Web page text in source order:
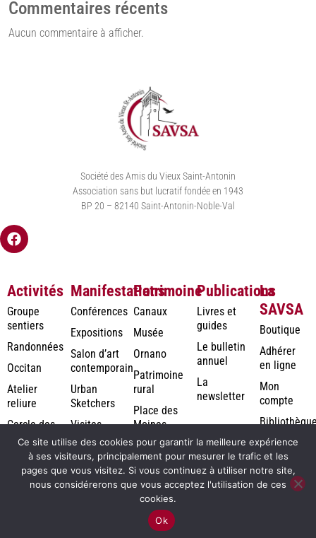
Commentaires récents
Aucun commentaire à afficher.
Société des Amis du Vieux Saint-Antonin
Association sans but lucratif fondée en 1943
BP 20 – 82140 Saint-Antonin-Noble-Val
Activités
Groupe
sentiers
Randonnées
Occitan
Atelier
reliure
Cercle des
Jardiniers
Manifestations
Conférences
Expositions
Salon d’art
contemporain
Urban
Sketchers
Visites
Patrimoine
Canaux
Musée
Ornano
Patrimoine
rural
Place des
Moines
Publications
Livres et
guides
Le bulletin
annuel
La
newsletter
La
SAVSA
Boutique
Adhérer
en ligne
Mon
compte
numérique
Rodolausse
Création de site internet à Montauban : agence de
communication Periwinkle
Ce site utilise des cookies pour garantir la meilleure expérience
à ses visiteurs, principalement pour mesurer le trafic et les
pages que vous visitez. Si vous continuez à utiliser notre site,
nous considérerons que vous acceptez l'utilisation de ces
cookies.
Ok